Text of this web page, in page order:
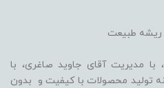
ریشه طبیعت
مدیریت آقای جاوید صاغری، با
تولید محصولات با کیفیت و بدون